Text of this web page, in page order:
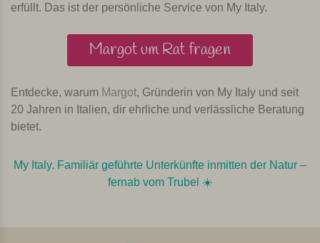
erfüllt. Das ist der persönliche Service von My Italy.
Margot um Rat fragen
Entdecke, warum Margot, Gründerin von My Italy und seit
20 Jahren in Italien, dir ehrliche und verlässliche Beratung
bietet.
My Italy. Familiär geführte Unterkünfte inmitten der Natur –
fernab vom Trubel ☀️️️